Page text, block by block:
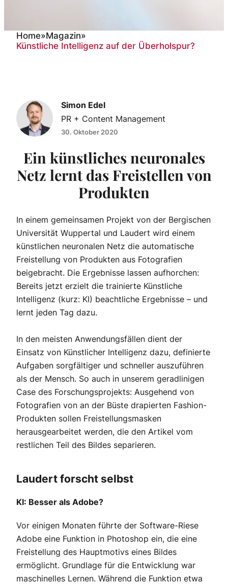
Künstliche Intelligenz auf
Home»Magazin»
Künstliche Intelligenz auf der Überholspur?
Simon Edel
PR + Content Management
30. Oktober 2020
Ein künstliches neuronales
Netz lernt das Freistellen von
Produkten
In einem gemeinsamen Projekt von der Bergischen
Universität Wuppertal und Laudert wird einem
künstlichen neuronalen Netz die automatische
Freistellung von Produkten aus Fotografien
beigebracht. Die Ergebnisse lassen aufhorchen:
Bereits jetzt erzielt die trainierte Künstliche
Intelligenz (kurz: KI) beachtliche Ergebnisse – und
lernt jeden Tag dazu.
In den meisten Anwendungsfällen dient der
Einsatz von Künstlicher Intelligenz dazu, definierte
Aufgaben sorgfältiger und schneller auszuführen
als der Mensch. So auch in unserem geradlinigen
Case des Forschungsprojekts: Ausgehend von
Fotografien von an der Büste drapierten Fashion-
Produkten sollen Freistellungsmasken
herausgearbeitet werden, die den Artikel vom
restlichen Teil des Bildes separieren.
Laudert forscht selbst
KI: Besser als Adobe?
Vor einigen Monaten führte der Software-Riese
Adobe eine Funktion in Photoshop ein, die eine
Freistellung des Hauptmotivs eines Bildes
ermöglicht. Grundlage für die Entwicklung war
maschinelles Lernen. Während die Funktion etwa